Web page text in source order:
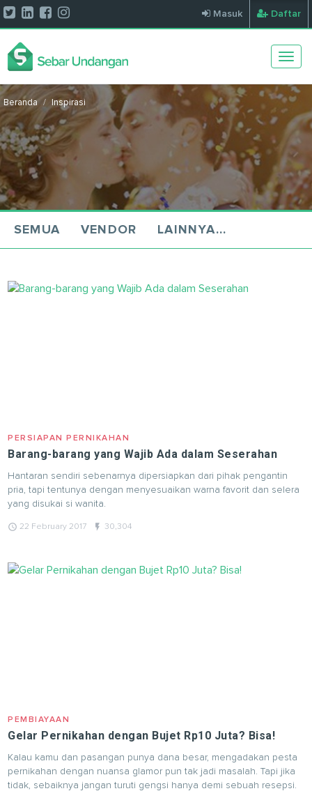
Masuk Daftar
Beranda Inspirasi
SEMUA VENDOR LAINNYA...
PERSIAPAN PERNIKAHAN
Barang-barang yang Wajib Ada dalam Seserahan
Hantaran sendiri sebenarnya dipersiapkan dari pihak pengantin
pria, tapi tentunya dengan menyesuaikan warna favorit dan selera
yang disukai si wanita.
query_builder 22 February 2017 flash_on 30,304
PEMBIAYAAN
Gelar Pernikahan dengan Bujet Rp10 Juta? Bisa!
Kalau kamu dan pasangan punya dana besar, mengadakan pesta
pernikahan dengan nuansa glamor pun tak jadi masalah. Tapi jika
tidak, sebaiknya jangan turuti gengsi hanya demi sebuah resepsi.